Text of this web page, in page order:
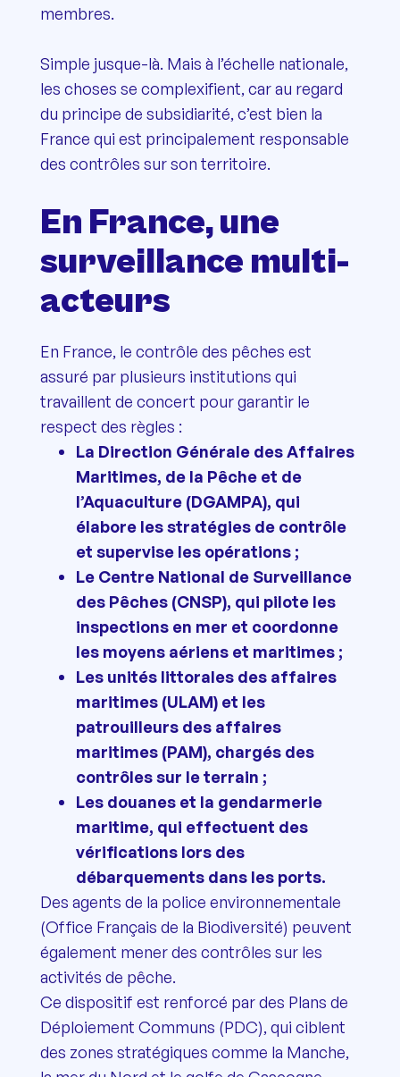
membres.
Simple jusque-là. Mais à l’échelle nationale,
les choses se complexifient, car au regard
du principe de subsidiarité, c’est bien la
France qui est principalement responsable
des contrôles sur son territoire.
En France, une
surveillance multi-
acteurs
En France, le contrôle des pêches est
assuré par plusieurs institutions qui
travaillent de concert pour garantir le
respect des règles :
La Direction Générale des Affaires
Maritimes, de la Pêche et de
l’Aquaculture (DGAMPA), qui
élabore les stratégies de contrôle
et supervise les opérations ;
Le Centre National de Surveillance
des Pêches (CNSP), qui pilote les
inspections en mer et coordonne
les moyens aériens et maritimes ;
Les unités littorales des affaires
maritimes (ULAM) et les
patrouilleurs des affaires
maritimes (PAM), chargés des
contrôles sur le terrain ;
Les douanes et la gendarmerie
maritime, qui effectuent des
vérifications lors des
débarquements dans les ports.
Des agents de la police environnementale
(Office Français de la Biodiversité) peuvent
également mener des contrôles sur les
activités de pêche.
Ce dispositif est renforcé par des Plans de
Déploiement Communs (PDC), qui ciblent
des zones stratégiques comme la Manche,